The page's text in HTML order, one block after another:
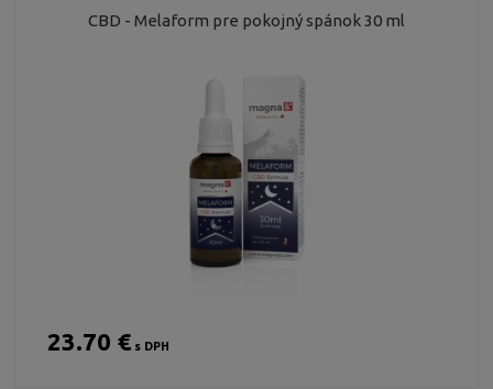
CBD - Melaform pre pokojný spánok 30 ml
23.70 €s DPH